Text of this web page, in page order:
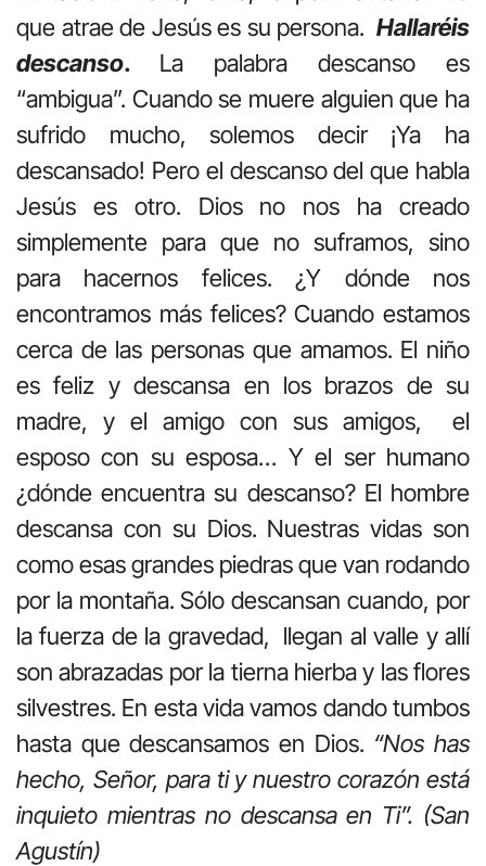
que atrae de Jesús es su persona. Hallaréis
descanso. La palabra descanso es
“ambigua”. Cuando se muere alguien que ha
sufrido mucho, solemos decir ¡Ya ha
descansado! Pero el descanso del que habla
Jesús es otro. Dios no nos ha creado
simplemente para que no suframos, sino
para hacernos felices. ¿Y dónde nos
encontramos más felices? Cuando estamos
cerca de las personas que amamos. El niño
es feliz y descansa en los brazos de su
madre, y el amigo con sus amigos, el
esposo con su esposa… Y el ser humano
¿dónde encuentra su descanso? El hombre
descansa con su Dios. Nuestras vidas son
como esas grandes piedras que van rodando
por la montaña. Sólo descansan cuando, por
la fuerza de la gravedad, llegan al valle y allí
son abrazadas por la tierna hierba y las flores
silvestres. En esta vida vamos dando tumbos
hasta que descansamos en Dios. “Nos has
hecho, Señor, para ti y nuestro corazón está
inquieto mientras no descansa en Ti”. (San
Agustín)